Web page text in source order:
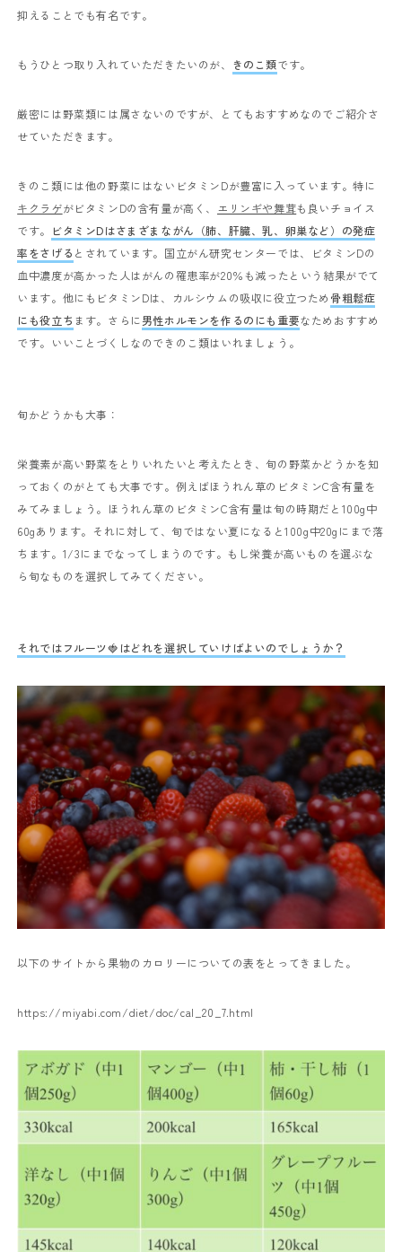
抑えることでも有名です。
もうひとつ取り入れていただきたいのが、 きのこ類です。
厳密には野菜類には属さないのですが、とてもおすすめなのでご紹介さ
せていただきます。
きのこ類には他の野菜にはないビタミンDが豊富に入っています。特に
キクラゲがビタミンDの含有量が高く、 エリンギや舞茸も良いチョイス
です。
ビタミンDはさまざまながん（肺、肝臓、乳、卵巣など）の発症
率をさげる とされています。国立がん研究センターでは、ビタミンDの
血中濃度が高かった人はがんの罹患率が20％も減ったという結果がでて
います。他にもビタミンDは、カルシウムの吸収に役立つため 骨粗鬆症
にも役立ち ます。さらに男性ホルモンを作るのにも重要なためおすすめ
です。いいことづくしなのできのこ類はいれましょう。
旬かどうかも大事：
栄養素が高い野菜をとりいれたいと考えたとき、旬の野菜かどうかを知
っておくのがとても大事です。例えばほうれん草のビタミンC含有量を
みてみましょう。ほうれん草のビタミンC含有量は旬の時期だと 100g中
60gあります。それに対して、旬ではない夏になると100g中20g にまで落
ちます。 1/3にまでなってしまうのです。もし栄養が高いものを選ぶな
ら旬なものを選択してみてください。
それではフルーツ🍓 はどれを選択していけばよいのでしょうか？
以下のサイトから果物のカロリーについての表をとってきました。
https://miyabi.com/diet/doc/cal_20_7.html